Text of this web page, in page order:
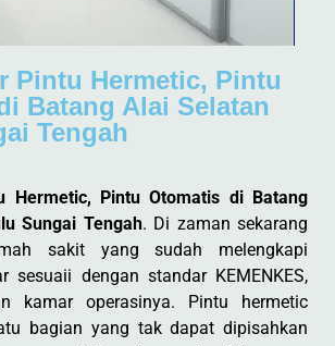
Pintu Hermetic, Pintu
Batang Alai Selatan
Tengah
Hermetic, Pintu Otomatis di Batang
Sungai Tengah. Di zaman sekarang
sakit yang sudah melengkapi
sesuaii dengan standar KEMENKES,
kamar operasinya. Pintu hermetic
bagian yang tak dapat dipisahkan